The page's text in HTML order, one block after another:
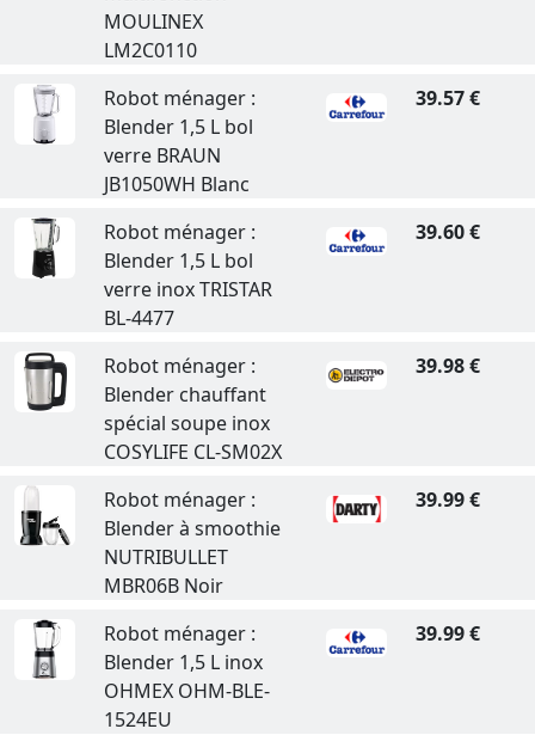
MOULINEX
LM2C0110
Robot ménager :
Blender 1,5 L bol
verre BRAUN
JB1050WH Blanc
39.57 €
Robot ménager :
Blender 1,5 L bol
verre inox TRISTAR
BL-4477
39.60 €
Robot ménager :
Blender chauffant
spécial soupe inox
COSYLIFE CL-SM02X
39.98 €
Robot ménager :
Blender à smoothie
NUTRIBULLET
MBR06B Noir
39.99 €
Robot ménager :
Blender 1,5 L inox
OHMEX OHM-BLE-
1524EU
39.99 €